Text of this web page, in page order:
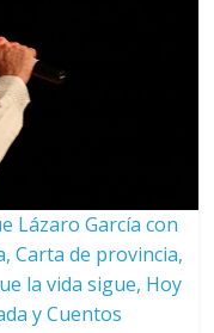
Lázaro García con
Carta de provincia,
la vida sigue, Hoy
y Cuentos